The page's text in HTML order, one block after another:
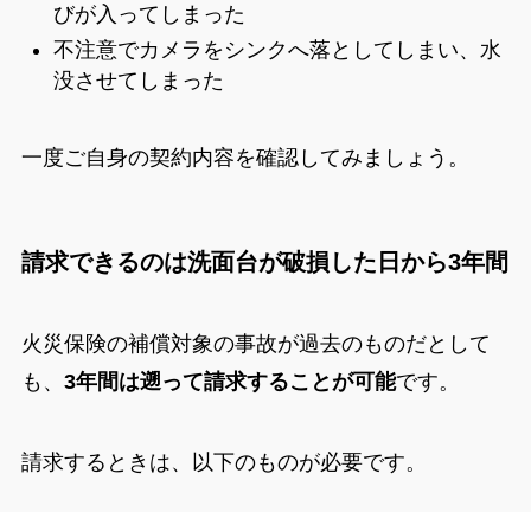
びが入ってしまった
不注意でカメラをシンクへ落としてしまい、水
没させてしまった
一度ご自身の契約内容を確認してみましょう。
請求できるのは洗面台が破損した日から3年間
火災保険の補償対象の事故が過去のものだとして
も、 3年間は遡って請求することが可能です。
請求するときは、以下のものが必要です。